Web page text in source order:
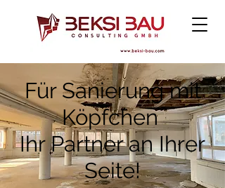
Für Sanierung mit
Köpfchen
Ihr Partner an Ihrer
Seite!